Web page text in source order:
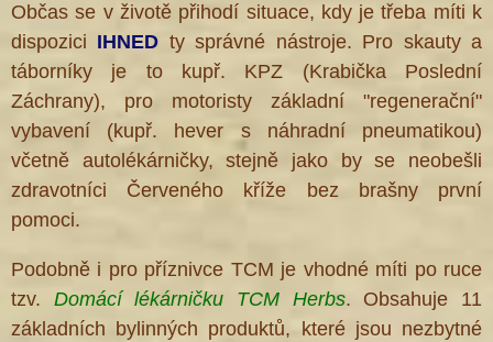
Občas se v životě přihodí situace, kdy je třeba míti k
dispozici IHNED ty správné nástroje. Pro skauty a
táborníky je to kupř. KPZ (Krabička Poslední
Záchrany), pro motoristy základní "regenerační"
vybavení (kupř. hever s náhradní pneumatikou)
včetně autolékárničky, stejně jako by se neobešli
zdravotníci Červeného kříže bez brašny první
pomoci.
Podobně i pro příznivce TCM je vhodné míti po ruce
tzv. Domácí lékárničku TCM Herbs. Obsahuje 11
základních bylinných produktů, které jsou nezbytné